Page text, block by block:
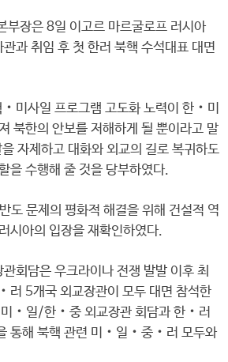
부장은 8일 이고르 마르굴로프 러시아
과 취임 후 첫 한러 북핵 수석대표 대면
‧미사일 프로그램 고도화 노력이 한‧미
북한의 안보를 저해하게 될 뿐이라고 말
자제하고 대화와 외교의 길로 복귀하도
을 수행해 줄 것을 당부하였다.
도 문제의 평화적 해결을 위해 건설적 역
시아의 입장을 재확인하였다.
회담은 우크라이나 전쟁 발발 이후 최
5개국 외교장관이 모두 대면 참석한
‧일/한‧중 외교장관 회담과 한‧러
통해 북핵 관련 미‧일‧중‧러 모두와